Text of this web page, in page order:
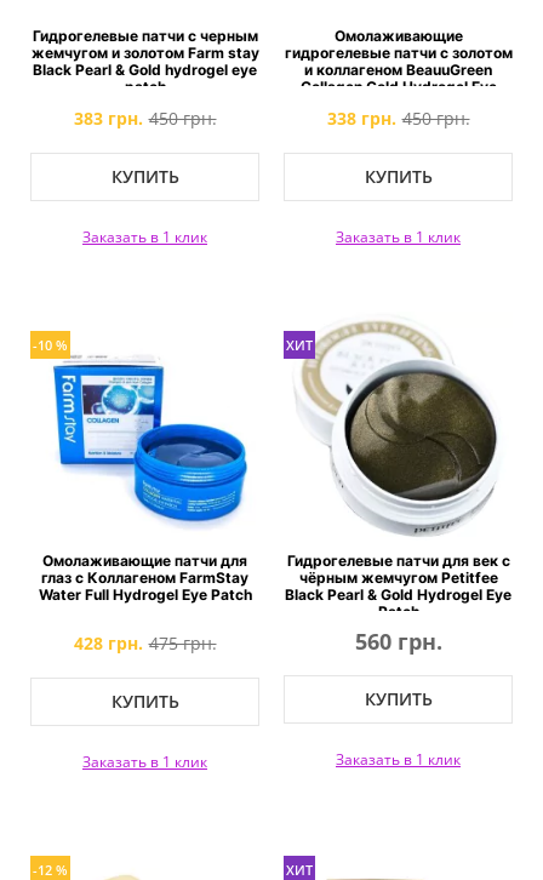
Гидрогелевые патчи с черным
жемчугом и золотом Farm stay
Black Pearl & Gold hydrogel eye
patch
383 грн. 450 грн.
КУПИТЬ
Заказать в 1 клик
Омолаживающие
гидрогелевые патчи с золотом
и коллагеном BeauuGreen
Collagen Gold Hydrogel Eye
338 грн. 450 грн.
КУПИТЬ
Заказать в 1 клик
-10 %
Омолаживающие патчи для
глаз с Коллагеном FarmStay
Water Full Hydrogel Eye Patch
428 грн. 475 грн.
КУПИТЬ
Заказать в 1 клик
ХИТ
Гидрогелевые патчи для век с
чёрным жемчугом Petitfee
Black Pearl & Gold Hydrogel Eye
Patch
560 грн.
КУПИТЬ
Заказать в 1 клик
-12 % ХИТ